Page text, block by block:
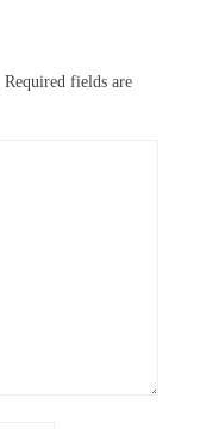
Required fields are